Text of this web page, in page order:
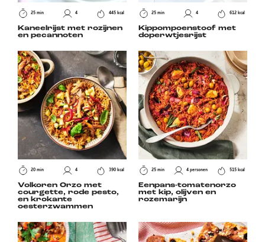
25 min 4 445 kcal
Kaneelrijst met rozijnen
en pecannoten
25 min 4 612 kcal
Kippompoenstoof met
doperwtjesrijst
20 min 4 390 kcal
Volkoren Orzo met
courgette, rode pesto,
en krokante
oesterzwammen
25 min 4 personen 515 kcal
Eenpans-tomatenorzo
met kip, olijven en
rozemarijn